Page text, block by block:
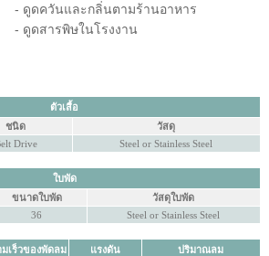
- ดูดควันและกลิ่นตามร้านอาหาร
- ดูดสารพิษในโรงงาน
ตัวเสื้อ
ชนิด
วัสดุ
Drive Steel or Stainless Steel
ใบพัด
ขนาดใบพัด
วัสดุใบพัด
36 Steel or Stainless Steel
มเร็วของพัดลม แรงดัน
ปริมาณลม